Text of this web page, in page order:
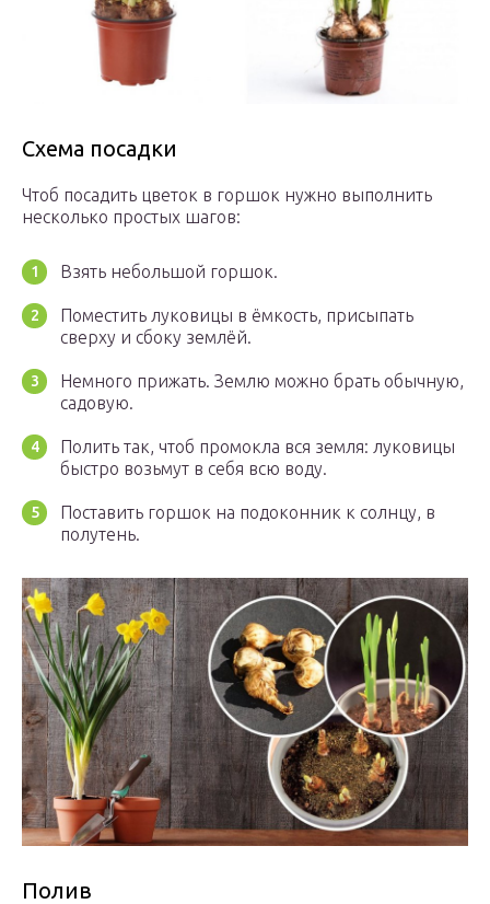
Схема посадки
Чтоб посадить цветок в горшок нужно выполнить
несколько простых шагов:
Взять небольшой горшок.
Поместить луковицы в ёмкость, присыпать
сверху и сбоку землёй.
Немного прижать. Землю можно брать обычную,
садовую.
Полить так, чтоб промокла вся земля: луковицы
быстро возьмут в себя всю воду.
Поставить горшок на подоконник к солнцу, в
полутень.
Полив